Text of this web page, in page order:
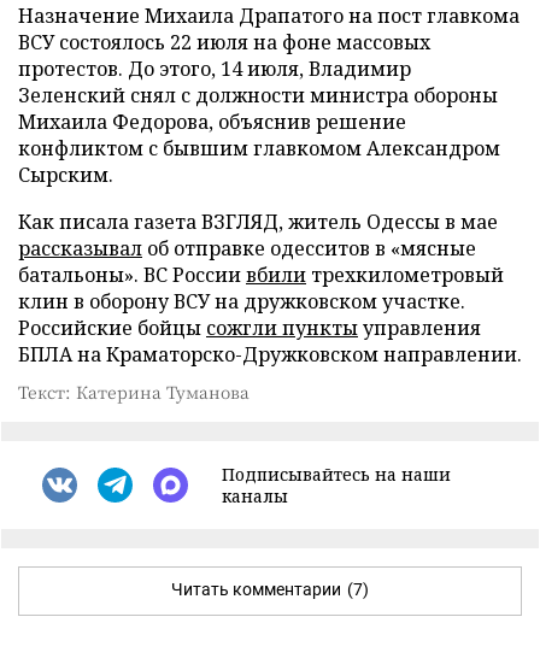
Назначение Михаила Драпатого на пост главкома
ВСУ состоялось 22 июля на фоне массовых
протестов. До этого, 14 июля, Владимир
Зеленский снял с должности министра обороны
Михаила Федорова, объяснив решение
конфликтом с бывшим главкомом Александром
Сырским.
Как писала газета ВЗГЛЯД, житель Одессы в мае
рассказывал об отправке одесситов в «мясные
батальоны». ВС Россиивбили трехкилометровый
клин в оборону ВСУ на дружковском участке.
Российские бойцы сожгли пунктыуправления
БПЛА на Краматорско-Дружковском направлении.
Текст: Катерина Туманова
Подписывайтесь на наши
каналы
Читать комментарии (7)